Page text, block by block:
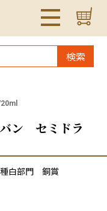
検索
ン セミドラ
種白部門 銅賞